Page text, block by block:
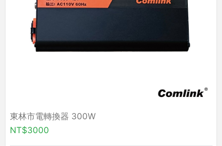
東林市電轉換器 300W
NT$3000